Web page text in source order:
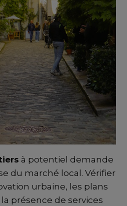
à potentiel demande
du marché local. Vérifier
urbaine, les plans
présence de services